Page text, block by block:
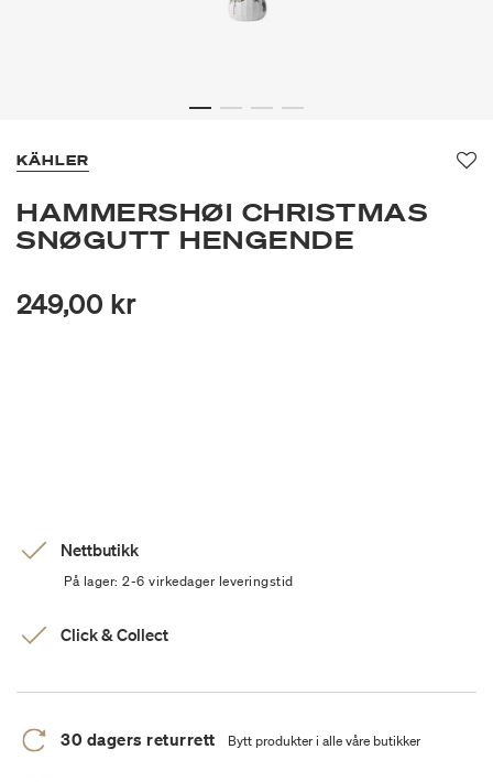
KÄHLER
HAMMERSHØI CHRISTMAS
SNØGUTT HENGENDE
249,00 kr
Nettbutikk
På lager: 2-6 virkedager leveringstid
Click & Collect
30 dagers returrett Bytt produkter i alle våre butikker